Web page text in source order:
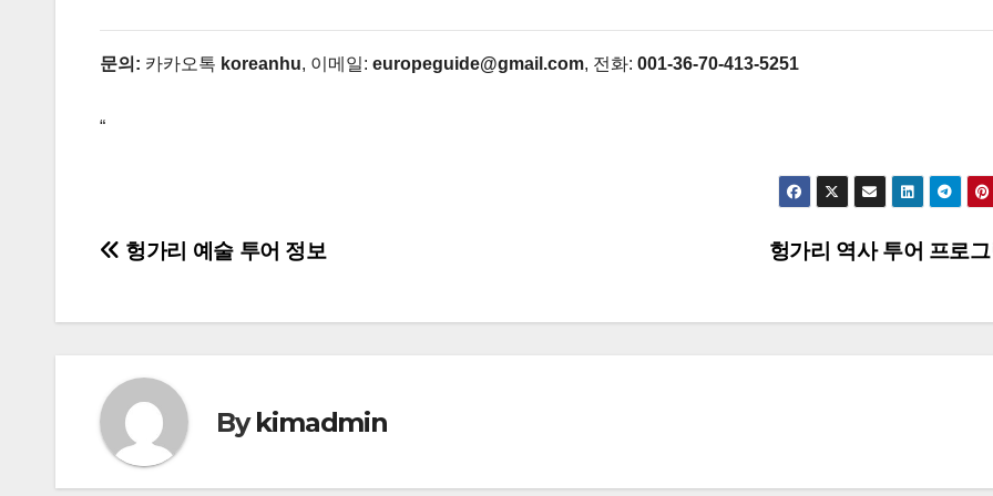
문의: 카카오톡 koreanhu, 이메일: europeguide@gmail.com, 전화: 001-36-70-413-5251
“
글
헝가리 역사 투어 프로
헝가리 예술 투어 정보
Bykimadmin